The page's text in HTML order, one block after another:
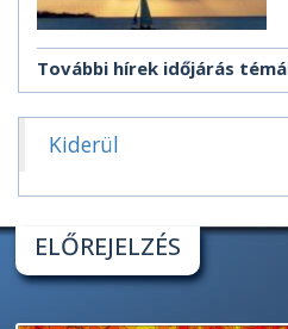
További hírek időjárás
Kiderül
ELŐREJELZÉS